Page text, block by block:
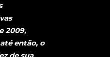
2009,
então, o